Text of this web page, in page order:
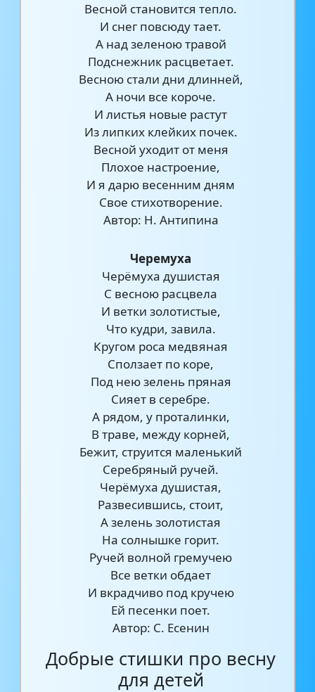
Весной становится тепло.
И снег повсюду тает.
А над зеленою травой
Подснежник расцветает.
Весною стали дни длинней,
А ночи все короче.
И листья новые растут
Из липких клейких почек.
Весной уходит от меня
Плохое настроение,
И я дарю весенним дням
Свое стихотворение.
Автор: Н. Антипина
Черемуха
Черёмуха душистая
С весною расцвела
И ветки золотистые,
Что кудри, завила.
Кругом роса медвяная
Сползает по коре,
Под нею зелень пряная
Сияет в серебре.
А рядом, у проталинки,
В траве, между корней,
Бежит, струится маленький
Серебряный ручей.
Черёмуха душистая,
Развесившись, стоит,
А зелень золотистая
На солнышке горит.
Ручей волной гремучею
Все ветки обдает
И вкрадчиво под кручею
Ей песенки поет.
Автор: С. Есенин
Добрые стишки про весну
для детей